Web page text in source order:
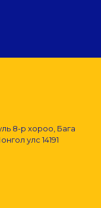
8-р хороо, Бага
улс 14191